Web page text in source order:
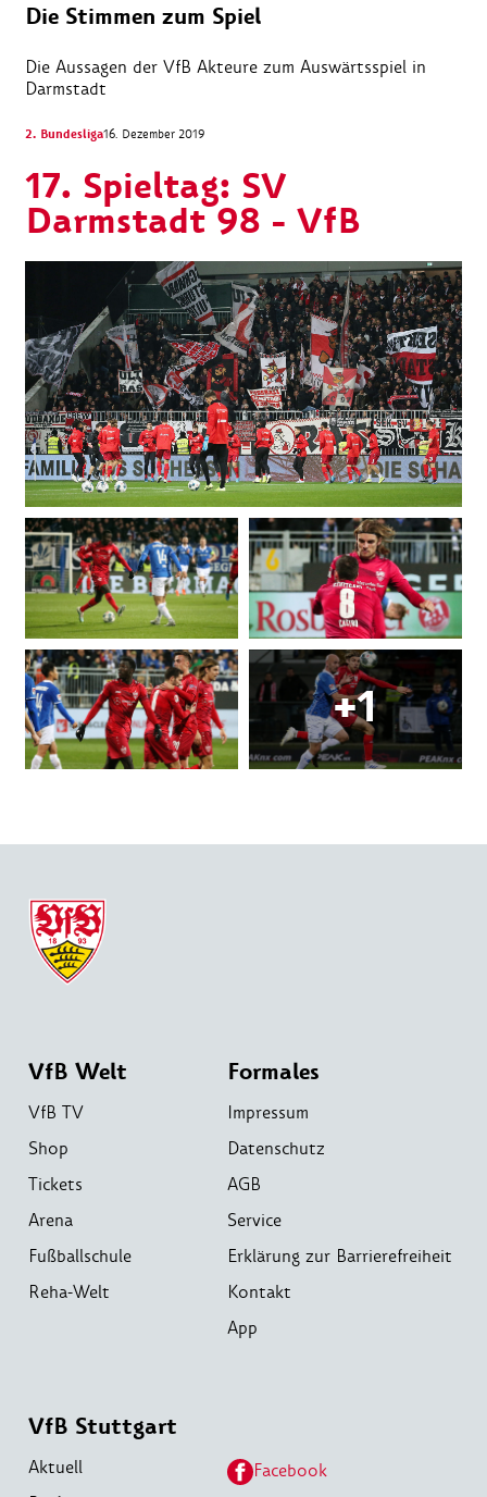
Die Stimmen zum Spiel
Die Aussagen der VfB Akteure zum Auswärtsspiel in
Darmstadt
2. Bundesliga16. Dezember 2019
17. Spieltag: SV
Darmstadt 98 - VfB
VfB Welt
VfB TV
Shop
Tickets
Arena
Fußballschule
Reha-Welt
Formales
Impressum
Datenschutz
AGB
Service
Erklärung zur Barrierefreiheit
Kontakt
App
VfB Stuttgart
Aktuell
Facebook